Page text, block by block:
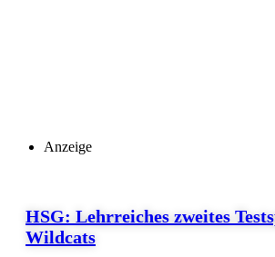
Anzeige
HSG: Lehrreiches zweites
Wildcats